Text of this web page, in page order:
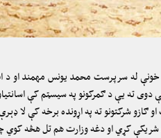
خونې له سرپرست محمد یونس مهمند او
دوی ته یې د ګمرکونو په سیسټم کې
ګازو شرکتونو ته په اړونده برخه کې لا
کړي او دغه وزارت هم تل هڅه کوي